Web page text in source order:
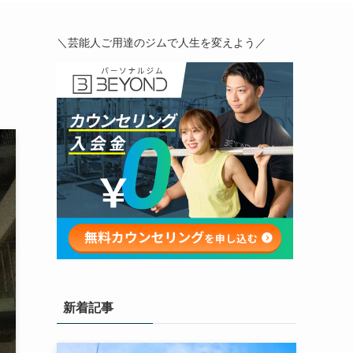
＼芸能人ご用達のジムで人生を変えよう／
新着記事